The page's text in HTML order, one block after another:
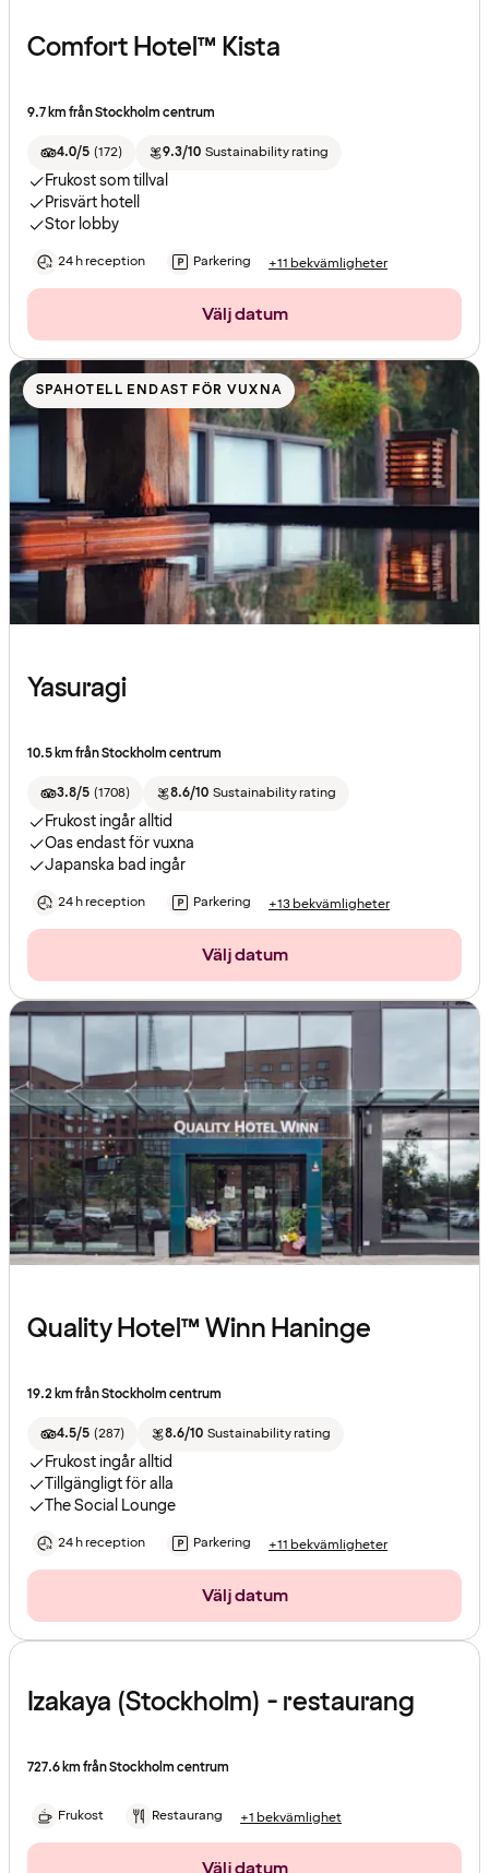
Comfort Hotel™ Kista
9.7 km från Stockholm centrum
4.0/5 (172) 9.3/10 Sustainability rating
Frukost som tillval
Prisvärt hotell
Stor lobby
24 h reception Parkering +11 bekvämligheter
Välj datum
SPAHOTELL ENDAST FÖR VUXNA
Yasuragi
10.5 km från Stockholm centrum
3.8/5 (1708) 8.6/10 Sustainability rating
Frukost ingår alltid
Oas endast för vuxna
Japanska bad ingår
24 h reception Parkering +13 bekvämligheter
Välj datum
Quality Hotel™ Winn Haninge
19.2 km från Stockholm centrum
4.5/5 (287) 8.6/10 Sustainability rating
Frukost ingår alltid
Tillgängligt för alla
The Social Lounge
24 h reception Parkering +11 bekvämligheter
Välj datum
Izakaya (Stockholm) - restaurang
727.6 km från Stockholm centrum
Frukost Restaurang +1 bekvämlighet